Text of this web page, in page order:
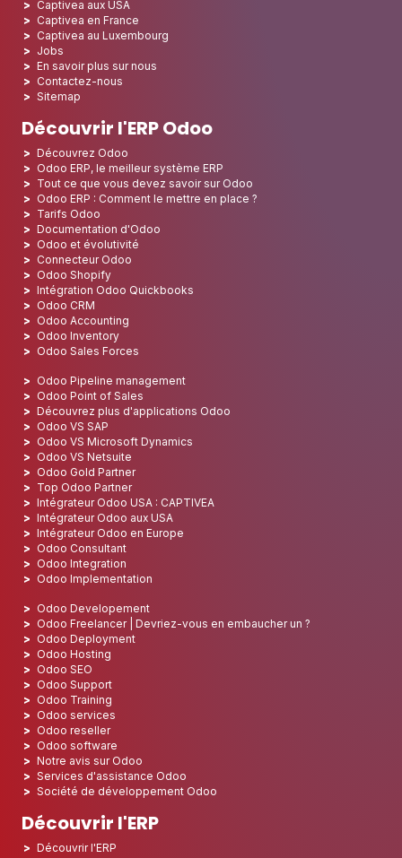
Captivea aux USA
Captivea en France
Captivea au Luxembourg
Jobs
En savoir plus sur nous
Contactez-nous
Sitemap
Découvrir l'ERP Odoo
Découvrez Odoo
Odoo ERP, le meilleur système ERP
Tout ce que vous devez savoir sur Odoo
Odoo ERP : Comment le mettre en place ?
Tarifs Odoo
Documentation d'Odoo
Odoo et évolutivité
Connecteur Odoo
Odoo Shopify
Intégration Odoo Quickbooks
Odoo CRM
Odoo Accounting
Odoo Inventory
Odoo Sales Forces
Odoo Pipeline management
Odoo Point of Sales
Découvrez plus d'applications Odoo
Odoo VS SAP
Odoo VS Microsoft Dynamics
Odoo VS Netsuite
Odoo Gold Partner
Top Odoo Partner
Intégrateur Odoo USA : CAPTIVEA
Intégrateur Odoo aux USA
Intégrateur Odoo en Europe
Odoo Consultant
Odoo Integration
Odoo Implementation
Odoo Developement
Odoo Freelancer | Devriez-vous en embaucher un ?
Odoo Deployment
Odoo Hosting
Odoo SEO
Odoo Support
Odoo Training
Odoo services
Odoo reseller
Odoo software
Notre avis sur Odoo
Services d'assistance Odoo
Société de développement Odoo
Découvrir l'ERP
Découvrir l'ERP